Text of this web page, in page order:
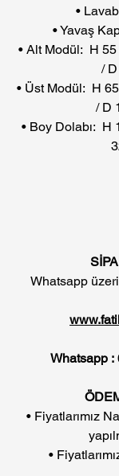
•
• Yavaş
• Alt Modül: H
/
• Üst Modül: H
/ D
• Boy Dolabı: H
Whatsapp
Whatsapp :
• Fiyatlarımız
•